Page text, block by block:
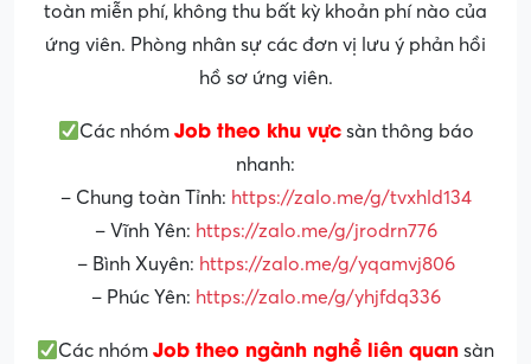
toàn miễn phí, không thu bất kỳ khoản phí nào của
ứng viên. Phòng nhân sự các đơn vị lưu ý phản hồi
hồ sơ ứng viên.
Các nhóm Job theo khu vựcsàn thông báo
nhanh:
– Chung toàn Tỉnh: https://zalo.me/g/tvxhld134
– Vĩnh Yên: https://zalo.me/g/jrodrn776
– Bình Xuyên: https://zalo.me/g/yqamvj806
– Phúc Yên: https://zalo.me/g/yhjfdq336
Các nhómJob theo ngành nghề liên quan sàn